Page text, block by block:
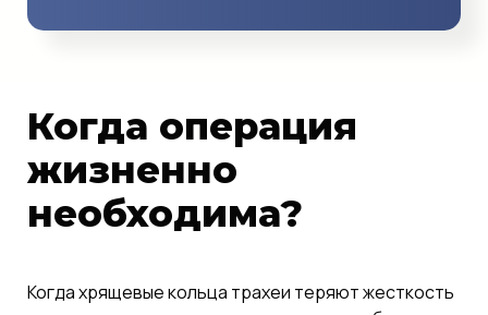
Когда операция
жизненно
необходима?
Когда хрящевые кольца трахеи теряют жесткость